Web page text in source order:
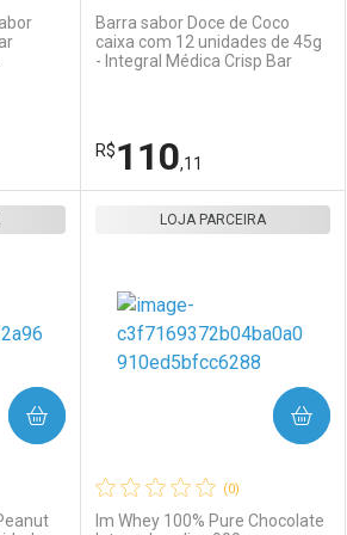
Ativar Desconto
Comprar sem Desconto
Por R$ 39,00/cada
Por R$ 39,00/cada
Barra sabor Doce de Coco
caixa com 12 unidades de 45g
- Integral Médica Crisp Bar
R$110,11
Laboratório
Por Menos
(0)
Im Whey 100% Pure Chocolate
LOJA PARCEIRA
COMPRAR